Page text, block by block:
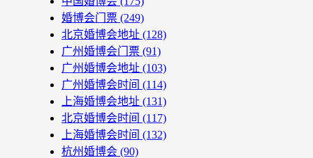
婚博会门票 (249)
北京婚博会地址 (128)
广州婚博会门票 (91)
广州婚博会地址 (103)
广州婚博会时间 (114)
上海婚博会地址 (131)
北京婚博会时间 (117)
上海婚博会时间 (132)
杭州婚博会 (90)